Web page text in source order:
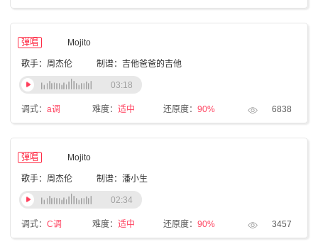
弹唱 Mojito
歌手：周杰伦 制谱：吉他爸爸的吉他
调式： a调 难度： 适中 还原度： 90% 6838
03:18
弹唱 Mojito
歌手：周杰伦 制谱：潘小生
调式： C调 难度： 适中 还原度： 90% 3457
02:34